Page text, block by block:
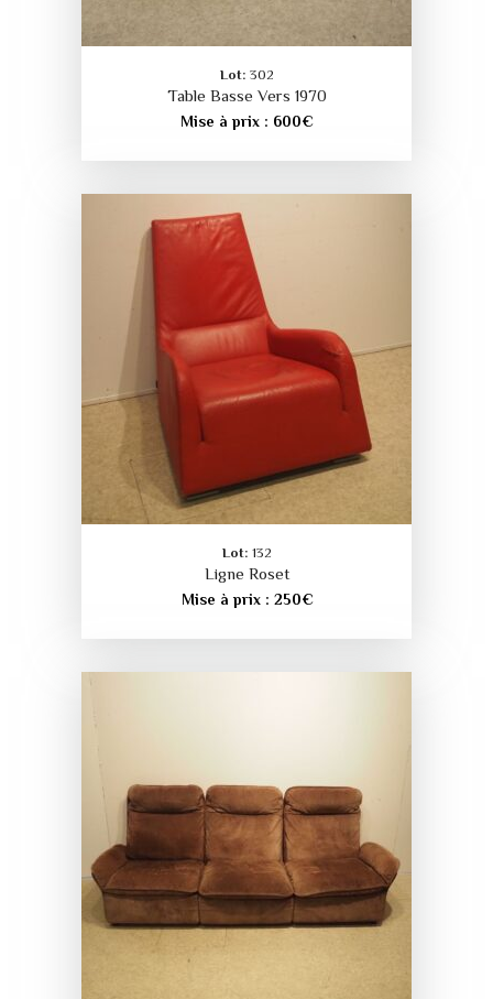
Lot: 302
Table Basse Vers 1970
Mise à prix : 600€
Lot: 132
Ligne Roset
Mise à prix : 250€